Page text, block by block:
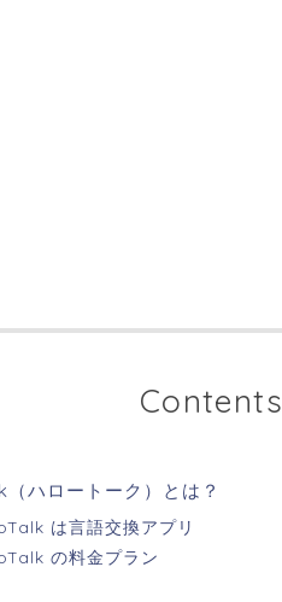
Contents
ハロートーク）とは？
は言語交換アプリ
の料金プラン